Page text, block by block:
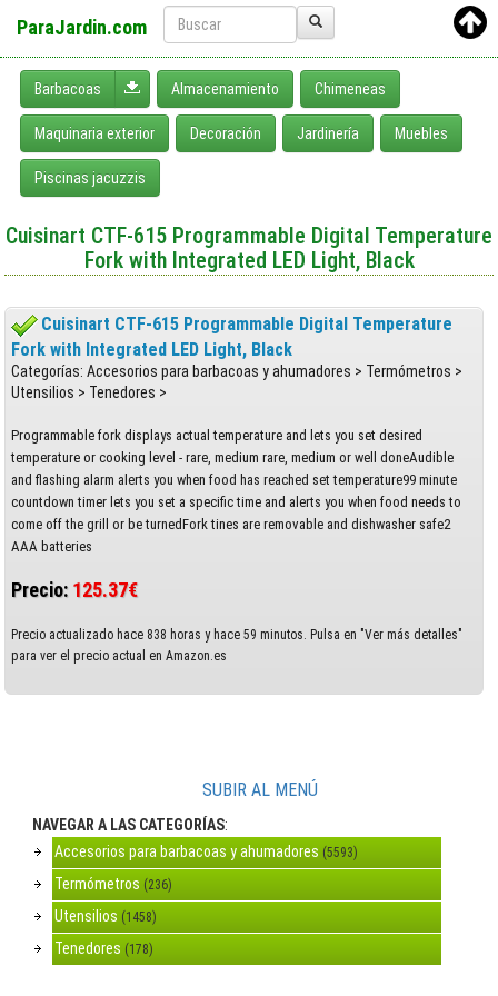
ParaJardin.com
Barbacoas Desplegar menú
Almacenamiento Chimeneas
Maquinaria exterior Decoración Jardinería Muebles
Piscinas jacuzzis
Cuisinart CTF-615 Programmable Digital Temperature
Fork with Integrated LED Light, Black
Cuisinart CTF-615 Programmable Digital Temperature
Fork with Integrated LED Light, Black
Categorías: Accesorios para barbacoas y ahumadores > Termómetros >
Utensilios > Tenedores >
Programmable fork displays actual temperature and lets you set desired
temperature or cooking level - rare, medium rare, medium or well doneAudible
and flashing alarm alerts you when food has reached set temperature99 minute
countdown timer lets you set a specific time and alerts you when food needs to
come off the grill or be turnedFork tines are removable and dishwasher safe2
AAA batteries
Precio: 125.37€
Precio actualizado hace 838 horas y hace 59 minutos. Pulsa en "Ver más detalles"
para ver el precio actual en Amazon.es
SUBIR AL MENÚ
NAVEGAR A LAS CATEGORÍAS:
Accesorios para barbacoas y ahumadores (5593)
Termómetros (236)
Utensilios (1458)
Tenedores (178)